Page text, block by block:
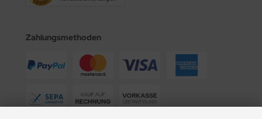
Zahlungsmethoden